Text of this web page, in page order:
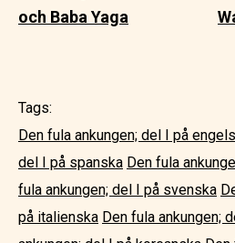
och Baba Yaga
Tags:
Den fula ankungen; del I på
del I på spanska Den fula
fula ankungen; del I på svenska
på italienska Den fula ankungen;